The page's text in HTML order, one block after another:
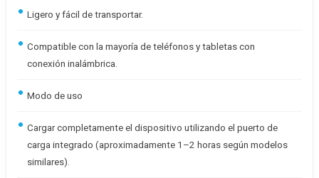
Ligero y fácil de transportar.
Compatible con la mayoría de teléfonos y tabletas con
conexión inalámbrica.
Modo de uso
Cargar completamente el dispositivo utilizando el puerto de
carga integrado (aproximadamente 1–2 horas según modelos
similares).